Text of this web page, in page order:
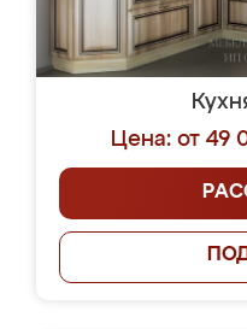
Цена: от 49